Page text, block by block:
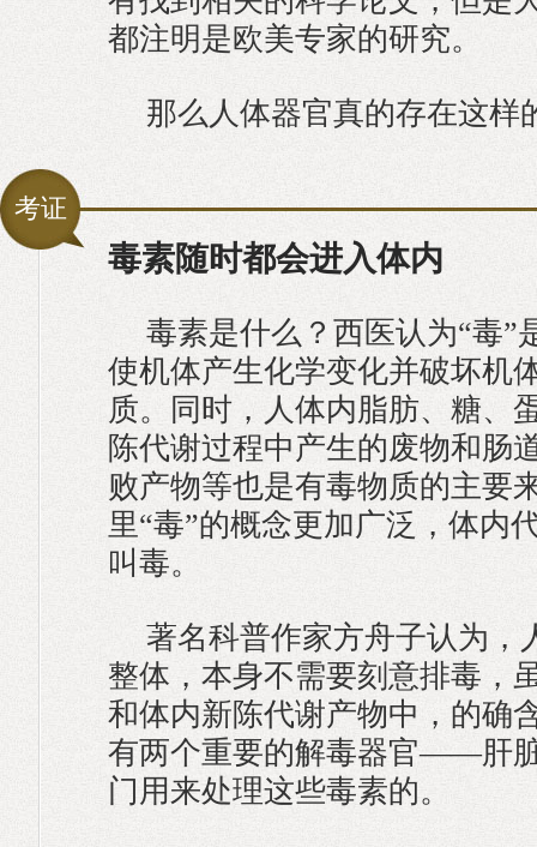
都注明是欧美专家的研究。
那么人体器官真的存在这样
考证
毒素随时都会进入体内
毒素是什么？西医认为“毒”
使机体产生化学变化并破坏机
质。同时，人体内脂肪、糖、
陈代谢过程中产生的废物和肠
败产物等也是有毒物质的主要
里“毒”的概念更加广泛，体内
叫毒。
著名科普作家方舟子认为，
整体，本身不需要刻意排毒，
和体内新陈代谢产物中，的确
有两个重要的解毒器官——肝
门用来处理这些毒素的。